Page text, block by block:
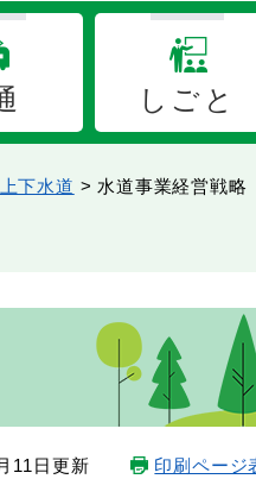
しごと
下水道 > 水道事業経営戦略
11日更新 印刷ページ